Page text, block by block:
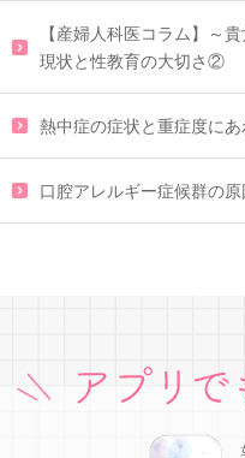
【産婦人科医コラム】～
現状と性教育の大切さ②
熱中症の症状と重症度に
口腔アレルギー症候群の